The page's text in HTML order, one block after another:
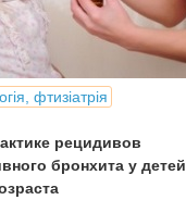
фтизіатрія
рецидивов
бронхита у детей